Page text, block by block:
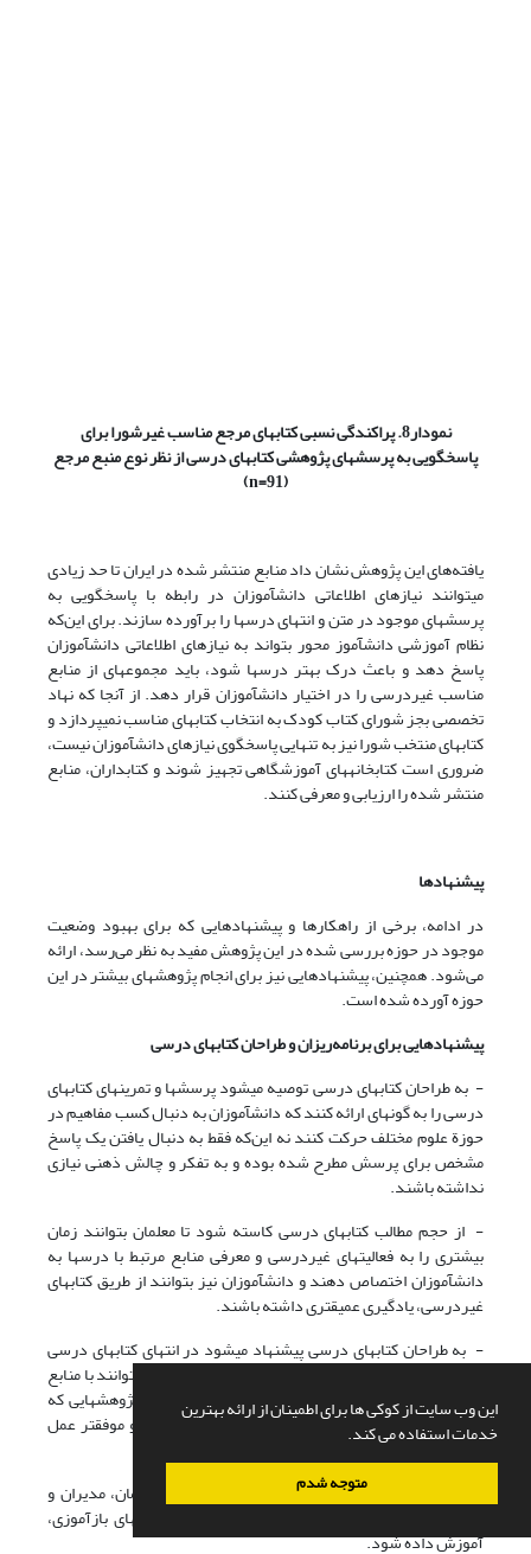
این وب سایت از کوکی ها برای اطمینان از ارائه بهترین
خدمات استفاده می کند.
متوجه شدم
نمودار8. پراکندگی نسبی کتابهای مرجع مناسب غیرشورا برای
پاسخگویی به پرسشهای پژوهشی کتابهای درسی از نظر نوع منبع مرجع
(n=91)
یافته‌های این پژوهش نشان داد منابع منتشر شده در ایران تا حد زیادی
می‏توانند نیازهای اطلاعاتی دانش‏آموزان در رابطه با پاسخگویی به
پرسشهای موجود در متن و انتهای درسها را برآورده سازند. برای این‌که
نظام آموزشی دانش‏آموز محور بتواند به نیازهای اطلاعاتی دانش‏آموزان
پاسخ دهد و باعث درک بهتر درسها شود، ‌باید مجموعه‏ای از منابع
مناسب غیردرسی را در اختیار دانش‏آموزان قرار دهد. از آنجا که نهاد
تخصصی بجز شورای کتاب کودک به انتخاب کتابهای مناسب نمی‏‏پردازد و
کتابهای منتخب شورا نیز به تنهایی پاسخگوی نیازهای دانش‏آموزان نیست،
ضروری است کتابخانه‏های آموزشگاهی تجهیز شوند و کتابداران، منابع
منتشر شده را ارزیابی و معرفی کنند.
پیشنهادها
در ادامه، برخی از راهکارها و پیشنهادهایی که برای بهبود وضعیت
موجود در حوزه بررسی شده در این پژوهش مفید به نظر می‌رسد، ارائه
می‌شود. همچنین، پیشنهادهایی نیز برای انجام پژوهشهای بیشتر در این
حوزه آورده شده است.
پیشنهادهایی برای برنامه‌ریزان و طراحان کتابهای درسی
- به طراحان کتابهای درسی توصیه می‏شود پرسشها و تمرینهای کتابهای
درسی را به گونه‏ای ارائه کنند که دانش‏آموزان به دنبال کسب مفاهیم در
حوزة علوم مختلف حرکت کنند نه ‌این‌که فقط به دنبال یافتن یک پاسخ
مشخص برای پرسش مطرح شده بوده و به تفکر و چالش ذهنی نیازی
نداشته باشند.
- از حجم مطالب کتابهای درسی کاسته شود تا معلمان بتوانند زمان
بیشتری را به فعالیتهای غیردرسی و معرفی منابع مرتبط با درسها به
دانش‏آموزان اختصاص دهند و دانش‏آموزان نیز بتوانند از طریق کتابهای
غیردرسی، یادگیری عمیق‏تری داشته باشند.
- به طراحان کتابهای درسی پیشنهاد می‏شود در انتهای کتابهای درسی
کتابهای مناسب بیشتر و جدیدتری معرفی کنند تا معلمان بتوانند با منابع
مکمل درسها آشنا شوند و دانش‏آموزان نیز بتوانند در پژوهشهایی که
براساس پرسشهای کتابهای درسی انجام می‏دهند، بهتر و موفق‏تر عمل
کنند.
- پیشنهاد می‏شود دستاوردهای این پژوهش، بین معلمان، مدیران و
کتابداران توزیع و چگونگی بهره‌گیری از آنها در دوره‏های بازآموزی،
آموزش داده شود.